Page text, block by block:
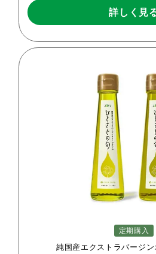
詳しく見
定期購入
純国産エクストラバージ